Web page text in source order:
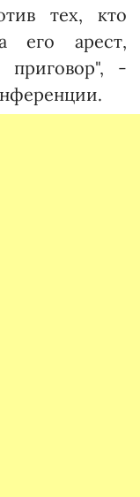
тех, кто
его арест,
приговор", -